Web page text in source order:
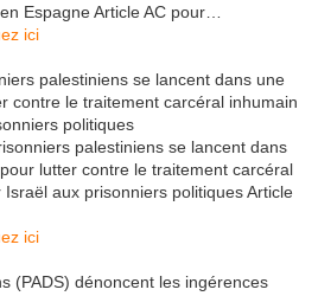
Espagne Article AC pour…
ici
palestiniens se lancent dans une
contre le traitement carcéral inhumain
politiques
palestiniens se lancent dans
lutter contre le traitement carcéral
aux prisonniers politiques Article
ici
(PADS) dénoncent les ingérences